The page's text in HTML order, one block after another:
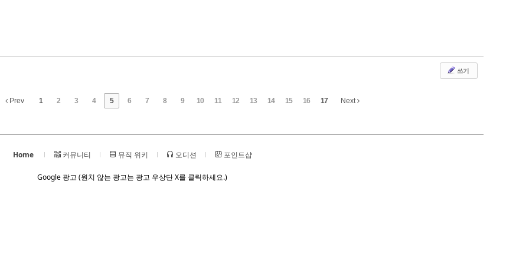
쓰기
Prev 1 2 3 4 5 6 7 8 9 10 11 12 13 14 15 16 17 Next
Home 커뮤니티 뮤직 위키 오디션 포인트샵
Google 광고 (원치 않는 광고는 광고 우상단 X를 클릭하세요.)